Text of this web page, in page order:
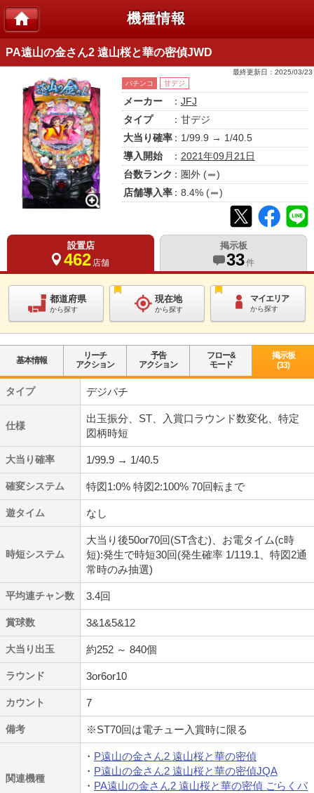
機種情報
PA遠山の金さん2 遠山桜と華の密偵JWD
最終更新日： 2025/03/23
パチンコ
甘デジ
メーカー ： JFJ
タイプ
：甘デジ
大当り確率：1/99.9 → 1/40.5
導入開始
： 2021年09月21日
台数ランク： 圏外(
)
店舗導入率： 8.4% ( )
設置店
462 店舗
掲示板
33件
都道府県
から探す
現在地
から探す
マイエリア
から探す
基本情報
リーチ
アクション
予告
アクション
フロー&
モード
掲示板
(33)
タイプ デジパチ
仕様
出玉振分、ST、入賞口ラウンド数変化、特定
図柄時短
大当り確率 1/99.9 → 1/40.5
確変システム 特図1:0% 特図2:100% 70回転まで
遊タイム なし
時短システム
大当り後50or70回(ST含む)、お電タイム(c時
短):発生で時短30回(発生確率 1/119.1、特図2通
常時のみ抽選)
平均連チャン数 3.4回
賞球数 3&1&5&12
大当り出玉 約252 ～ 840個
ラウンド 3or6or10
カウント 7
備考 ※ST70回は電チュー入賞時に限る
関連機種
P遠山の金さん2 遠山桜と華の密偵
P遠山の金さん2 遠山桜と華の密偵JQA
PA遠山の金さん2 遠山桜と華の密偵 ごらくバ